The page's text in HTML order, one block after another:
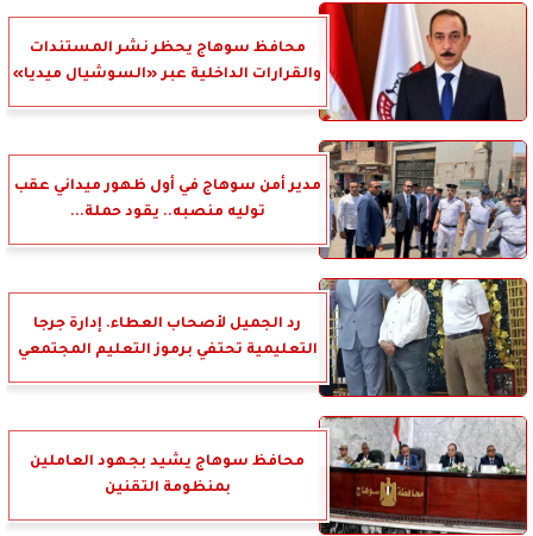
محافظ سوهاج يحظر نشر المستندات
والقرارات الداخلية عبر «السوشيال ميديا»
مدير أمن سوهاج في أول ظهور ميداني عقب
توليه منصبه.. يقود حملة...
رد الجميل لأصحاب العطاء. إدارة جرجا
التعليمية تحتفي برموز التعليم المجتمعي
محافظ سوهاج يشيد بجهود العاملين
بمنظومة التقنين